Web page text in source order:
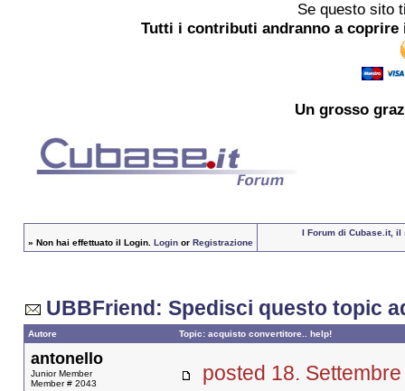
Se questo sito
Tutti i contributi andranno a
Un grosso
» Non hai effettuato il Login. Loginor Registrazione
I Forum di Cubase.it, il
UBBFriend: Spedisci questo topic
Autore Topic: acquisto convertitore.. help!
antonello
Junior Member
Member # 2043
posted 18.